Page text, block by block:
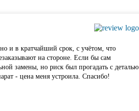
и в кратчайший срок, с учётом, что
на стороне. Если бы сам
замены, но риск был прогадать с деталью
- цена меня устроила. Спасибо!